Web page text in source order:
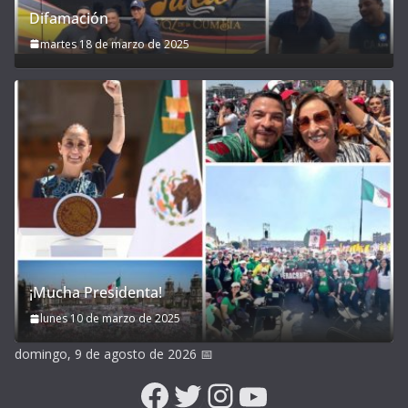
Difamación
martes 18 de marzo de 2025
¡Mucha Presidenta!
lunes 10 de marzo de 2025
domingo, 9 de agosto de 2026 📅
Facebook
Twitter
Instagram
YouTube